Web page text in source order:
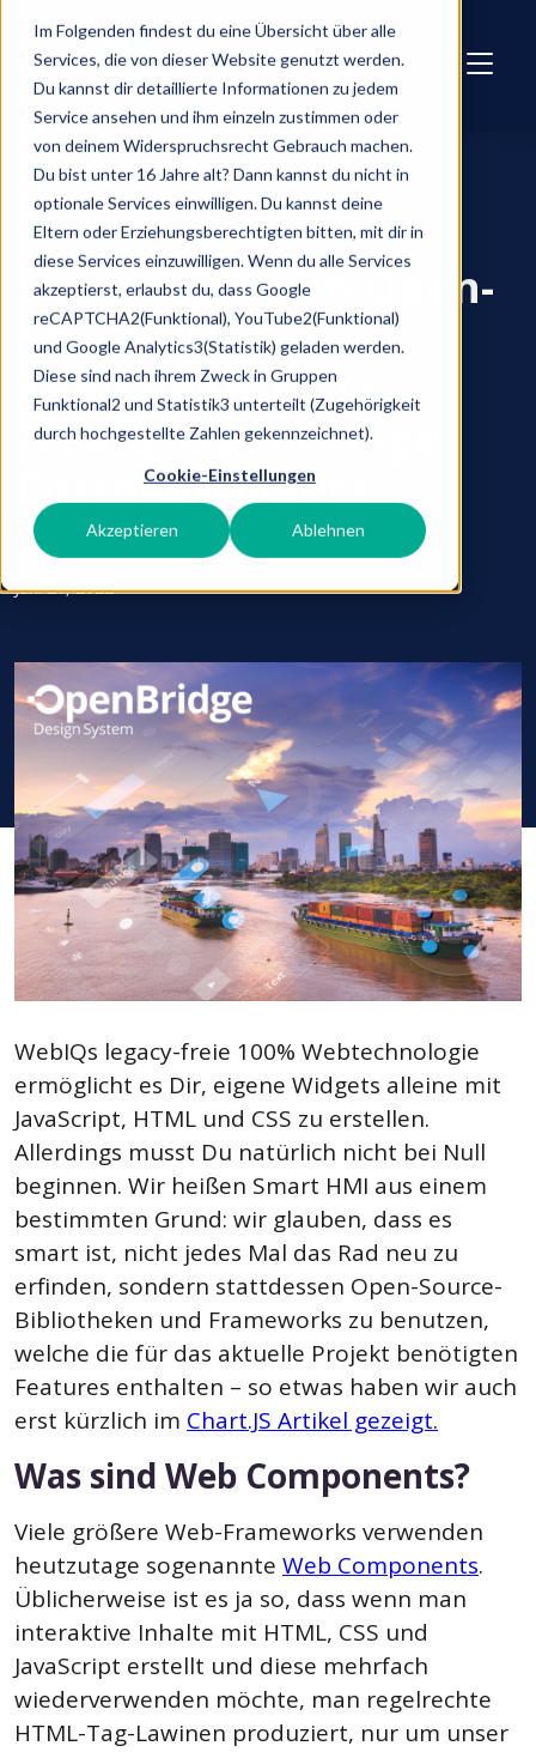
Im Folgenden findest du eine Übersicht über alle
Services, die von dieser Website genutzt werden.
Du kannst dir detaillierte Informationen zu jedem
Service ansehen und ihm einzeln zustimmen oder
von deinem Widerspruchsrecht Gebrauch machen.
Du bist unter 16 Jahre alt? Dann kannst du nicht in
optionale Services einwilligen. Du kannst deine
Eltern oder Erziehungsberechtigten bitten, mit dir in
diese Services einzuwilligen. Wenn du alle Services
akzeptierst, erlaubst du, dass Google
reCAPTCHA2(Funktional), YouTube2(Funktional)
und Google Analytics3(Statistik) geladen werden.
Diese sind nach ihrem Zweck in Gruppen
Funktional2 und Statistik3 unterteilt (Zugehörigkeit
durch hochgestellte Zahlen gekennzeichnet).
Cookie-Einstellungen
Akzeptieren Ablehnen
WEBIQ
Integration von Open-
Source Web-
Komponenten in
WebIQ: OpenBridge
Custom Widgets
sascha.kimmel
Juni 21, 2022
WebIQs legacy-freie 100% Webtechnologie
ermöglicht es Dir, eigene Widgets alleine mit
JavaScript, HTML und CSS zu erstellen.
Allerdings musst Du natürlich nicht bei Null
beginnen. Wir heißen Smart HMI aus einem
bestimmten Grund: wir glauben, dass es
smart ist, nicht jedes Mal das Rad neu zu
erfinden, sondern stattdessen Open-Source-
Bibliotheken und Frameworks zu benutzen,
welche die für das aktuelle Projekt benötigten
Features enthalten – so etwas haben wir auch
erst kürzlich im Chart.JS Artikel gezeigt.
Was sind Web Components?
Viele größere Web-Frameworks verwenden
heutzutage sogenannte Web Components.
Üblicherweise ist es ja so, dass wenn man
interaktive Inhalte mit HTML, CSS und
JavaScript erstellt und diese mehrfach
wiederverwenden möchte, man regelrechte
HTML-Tag-Lawinen produziert, nur um unser